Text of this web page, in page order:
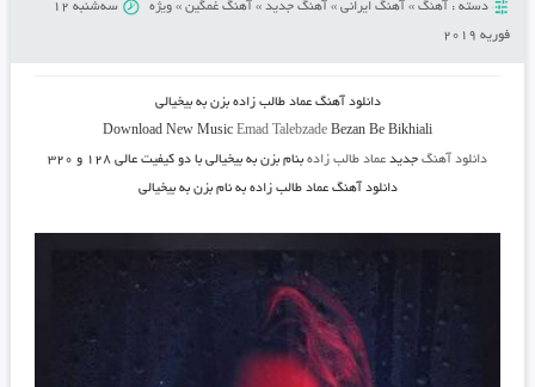
دسته : آهنگ» آهنگ ایرانی» آهنگ جدید» آهنگ غمگین» ویژه
سه‌شنبه 12
فوریه 2019
دانلود آهنگ عماد طالب زاده بزن به بیخیالی
Download New Music Emad Talebzade Bezan Be Bikhiali
دانلود آهنگجدید عماد طالب زادهبنام بزن به بیخیالیبا دو کیفیت عالی ۱۲۸ و ۳۲۰
دانلود آهنگ عماد طالب زاده به نام بزن به بیخیالی